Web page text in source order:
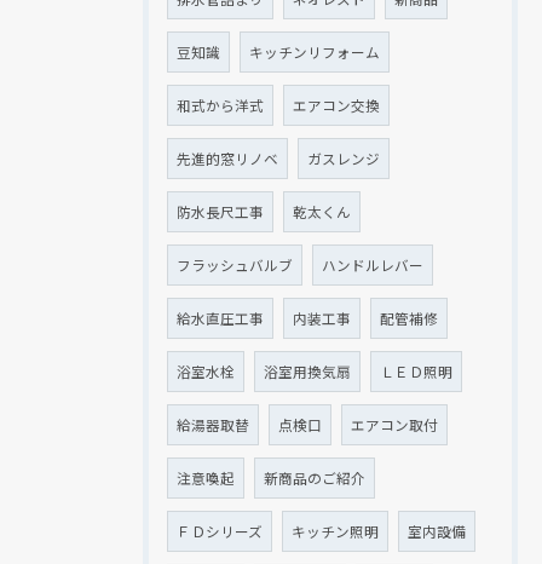
豆知識 キッチンリフォーム
和式から洋式 エアコン交換
先進的窓リノベ ガスレンジ
防水長尺工事 乾太くん
フラッシュバルブ ハンドルレバー
給水直圧工事 内装工事 配管補修
浴室水栓 浴室用換気扇 ＬＥＤ照明
給湯器取替 点検口 エアコン取付
注意喚起 新商品のご紹介
ＦＤシリーズ キッチン照明 室内設備